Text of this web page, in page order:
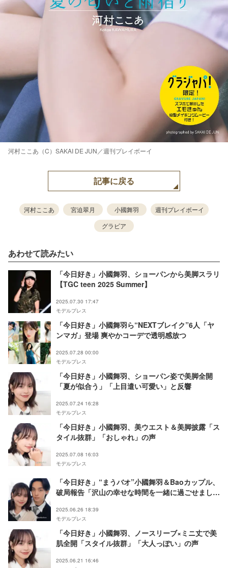
河村ここあ（C）SAKAI DE JUN／週刊プレイボーイ
記事に戻る
河村ここあ 宮迫翠月 小國舞羽
週刊プレイボーイ
グラビア
あわせて読みたい
「今日好き」小國舞羽、ショーパンから美脚スラリ
【TGC teen 2025 Summer】
2025.07.30 17:47
モデルプレス
「今日好き」小國舞羽ら“NEXTブレイク”6人「ヤ
ンマガ」登場 爽やかコーデで透明感放つ
2025.07.28 00:00
モデルプレス
「今日好き」小國舞羽、ショーパン姿で美脚全開
「夏が似合う」「上目遣い可愛い」と反響
2025.07.24 16:28
モデルプレス
「今日好き」小國舞羽、美ウエスト＆美脚披露「ス
タイル抜群」「おしゃれ」の声
2025.07.08 16:03
モデルプレス
「今日好き」“まうバオ”小國舞羽＆Baoカップル、
破局報告「沢山の幸せな時間を一緒に過ごせまし
2025.06.26 18:39
モデルプレス
「今日好き」小國舞羽、ノースリーブ×ミニ丈で美
肌全開「スタイル抜群」「大人っぽい」の声
2025.06.21 16:46